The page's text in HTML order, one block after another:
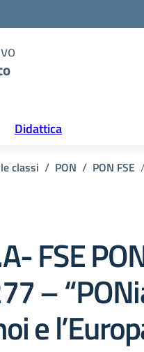
Didattica
classi PON PON FSE
FSE
–
e